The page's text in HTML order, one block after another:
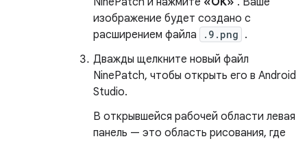
изображение будет создано с
расширением файла
.9.png .
Дважды щелкните новый файл
NinePatch, чтобы открыть его в Android
Studio.
В открывшейся рабочей области левая
панель — это область рисования, где